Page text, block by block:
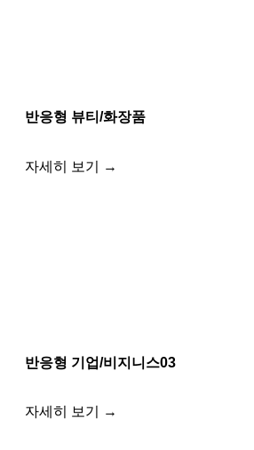
반응형 뷰티/화장품
자세히 보기 →
반응형 기업/비지니스03
자세히 보기 →